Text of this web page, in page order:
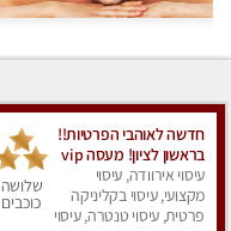
חדשה לאוהבי הפרטיות!!
בראשון לציון! מעסה vip
מפנקת בקליניקה פרטית
לחלוטין!!! לבד! לרציניים
בלבד! מומלץ!
עיסוי אירוודה, עיסוי
מקצועי, עיסוי בקליניקה
פרטית, עיסוי טנטרה, עיסוי
שלושה
כוכבים